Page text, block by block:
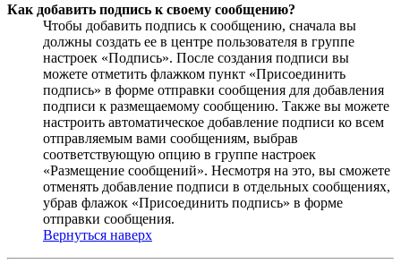
Как добавить подпись к своему сообщению?
Чтобы добавить подпись к сообщению, сначала вы
должны создать ее в центре пользователя в группе
настроек «Подпись». После создания подписи вы
можете отметить флажком пункт «Присоединить
подпись» в форме отправки сообщения для добавления
подписи к размещаемому сообщению. Также вы можете
настроить автоматическое добавление подписи ко всем
отправляемым вами сообщениям, выбрав
соответствующую опцию в группе настроек
«Размещение сообщений». Несмотря на это, вы сможете
отменять добавление подписи в отдельных сообщениях,
убрав флажок «Присоединить подпись» в форме
отправки сообщения.
Вернуться наверх